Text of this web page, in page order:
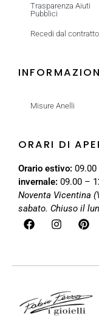
Trasparenza Aiuti
Pubblici
Recedi dal contratto
Misure Anelli
ORARI DI
Orario estivo:
invernale: 09.00 –
Noventa Vicentina
sabato. Chiuso il